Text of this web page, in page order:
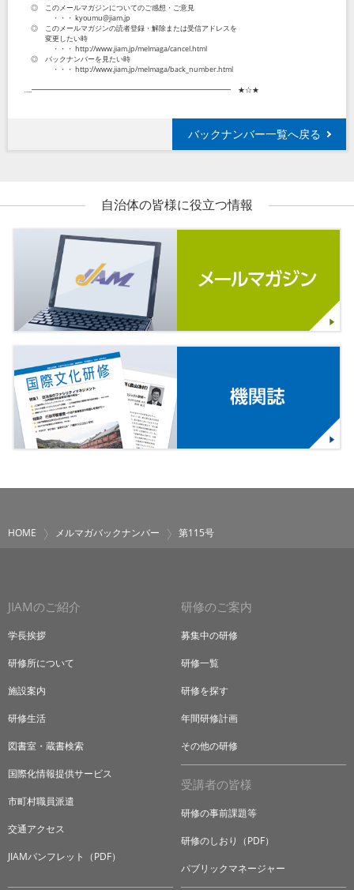
◎ このメールマガジンについてのご感想・ご意見
・・・ kyoumu@jiam.jp
◎ このメールマガジンの読者登録・解除または受信アドレスを
変更したい時
・・・ http://www.jiam.jp/melmaga/cancel.html
◎ バックナンバーを見たい時
・・・ http://www.jiam.jp/melmaga/back_number.html
‥...━━━━━━━━━━━━━━━━━━━━━━━━━━━━ ★☆★
バックナンバー一覧へ戻る
自治体の皆様に役立つ情報
HOME メルマガバックナンバー 第115号
JIAMのご紹介
学長挨拶
研修所について
施設案内
研修生活
図書室・蔵書検索
国際化情報提供サービス
市町村職員派遣
交通アクセス
JIAMパンフレット（PDF）
研修のご案内
募集中の研修
研修一覧
研修を探す
年間研修計画
その他の研修
受講者の皆様
研修の事前課題等
研修のしおり（PDF）
パブリックマネージャー